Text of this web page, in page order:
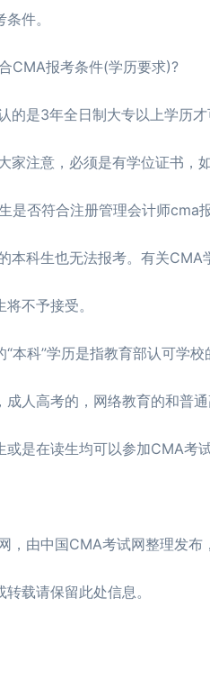
件。
报考条件(学历要求)?
是3年全日制大专以上学历才
家注意，必须是有学位证书
否符合注册管理会计师cma
科生也无法报考。有关CMA
不予接受。
科”学历是指教育部认可学校
成人高考的，网络教育的和普
在读生均可以参加CMA考
由中国CMA考试网整理发布
载请保留此处信息。